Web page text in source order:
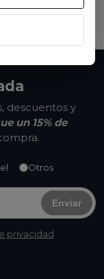
descuentos y
un 15% de
Otros
Enviar
privacidad